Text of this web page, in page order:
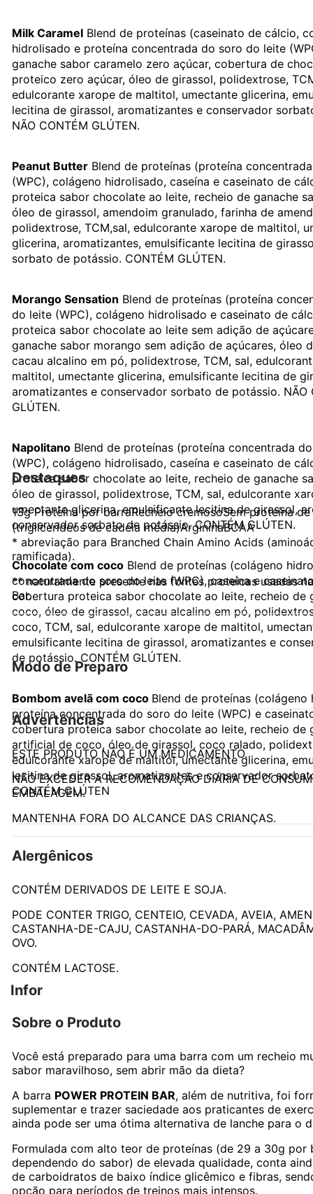
Milk Caramel Blend de proteínas (caseinato de cálcio,
hidrolisado e proteína concentrada do soro do leite
ganache sabor caramelo zero açúcar, cobertura de
proteico zero açúcar, óleo de girassol, polidextrose,
edulcorante xarope de maltitol, umectante glicerina,
lecitina de girassol, aromatizantes e conservador
NÃO CONTÉM GLÚTEN.
Peanut Butter Blend de proteínas (proteína
(WPC), colágeno hidrolisado, caseína e caseinato de
proteica sabor chocolate ao leite, recheio de ganache
óleo de girassol, amendoim granulado, farinha de
polidextrose, TCM,sal, edulcorante xarope de maltitol,
glicerina, aromatizantes, emulsificante lecitina de
sorbato de potássio. CONTÉM GLÚTEN.
Morango Sensation Blend de proteínas (proteína
do leite (WPC), colágeno hidrolisado e caseinato de
proteica sabor chocolate ao leite sem adição de
ganache sabor morango sem adição de açúcares, óleo
cacau alcalino em pó, polidextrose, TCM, sal,
maltitol, umectante glicerina, emulsificante lecitina de
aromatizantes e conservador sorbato de potássio. NÃO
GLÚTEN.
Napolitano Blend de proteínas (proteína concentrada
(WPC), colágeno hidrolisado, caseína e caseinato de
proteica sabor chocolate ao leite, recheio de ganache
óleo de girassol, polidextrose, TCM, sal, edulcorante
umectante glicerina, emulsificante lecitina de girassol,
conservador sorbato de potássio. CONTÉM GLÚTEN.
Chocolate com coco Blend de proteínas (colágeno
concentrada do soro do leite (WPC), caseína e
cobertura proteica sabor chocolate ao leite, recheio de
coco, óleo de girassol, cacau alcalino em pó,
coco, TCM, sal, edulcorante xarope de maltitol,
emulsificante lecitina de girassol, aromatizantes e
de potássio. CONTÉM GLÚTEN.
Bombom avelã com coco Blend de proteínas (colágeno
proteína concentrada do soro do leite (WPC) e
cobertura proteica sabor chocolate ao leite, recheio de
artificial de coco, óleo de girassol, coco ralado,
edulcorante xarope de maltitol, umectante glicerina,
lecitina de girassol, aromatizantes e conservador
CONTÉM GLÚTEN
Destaques
13g Proteína por barraRecheio cremosoSem proteína
(triglicerídeos de cadeia média)ArgininaBCAA
* abreviação para Branched Chain Amino Acids
ramificada).
** naturalmente presente nas fontes proteicas usadas
Bar.
Modo de Preparo
-
Advertências
ESTE PRODUTO NÃO É UM MEDICAMENTO.
NÃO EXCEDER A RECOMENDAÇÃO DIÁRIA DE
EMBALAGEM.
MANTENHA FORA DO ALCANCE DAS CRIANÇAS.
Alergênicos
CONTÉM DERIVADOS DE LEITE E SOJA.
PODE CONTER TRIGO, CENTEIO, CEVADA, AVEIA,
CASTANHA-DE-CAJU, CASTANHA-DO-PARÁ,
OVO.
CONTÉM LACTOSE.
Infor
Sobre o Produto
Você está preparado para uma barra com um recheio
sabor maravilhoso, sem abrir mão da dieta?
A barra POWER PROTEIN BAR, além de nutritiva, foi
suplementar e trazer saciedade aos praticantes de
ainda pode ser uma ótima alternativa de lanche para o
Formulada com alto teor de proteínas (de 29 a 30g por
dependendo do sabor) de elevada qualidade, conta
de carboidratos de baixo índice glicêmico e fibras,
opção para períodos de treinos mais intensos.